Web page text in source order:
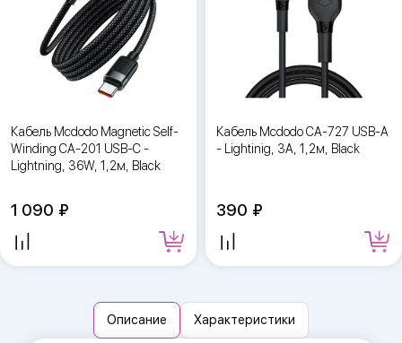
Кабель Mcdodo Magnetic Self-
Winding CA-201 USB-C -
Lightning, 36W, 1,2м, Black
1 090
Кабель Mcdodo CA-727 USB-A
- Lightinig, 3A, 1,2м, Black
390
Описание Характеристики